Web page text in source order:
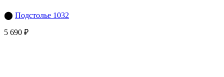
⬤ Подстолье 1032
5 690 ₽